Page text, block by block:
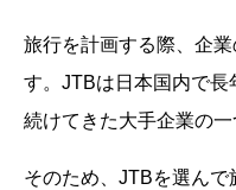
旅行を計画する際、企
す。JTBは日本国内で
続けてきた大手企業の一
そのため、JTBを選ん